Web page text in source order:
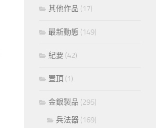
其他作品 (17)
最新動態 (149)
紀要 (42)
置頂 (1)
金銀製品 (295)
兵法器 (169)